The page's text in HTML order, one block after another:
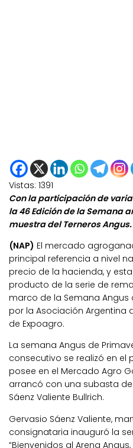
Vistas: 1391
Con la participación de
la 46 Edición de la Semana
muestra del Terneros Angus.
(NAP) El mercado
principal referencia a nivel
precio de la hacienda, y
producto de la serie de
marco de la Semana Angus
por la Asociación Argentina
de Expoagro.
La semana Angus de
consecutivo se realizó en el
posee en el Mercado Agro
arrancó con una subasta
Sáenz Valiente Bullrich.
Gervasio Sáenz Valiente,
consignataria inauguró la
“Bienvenidos al Arena